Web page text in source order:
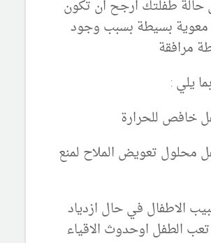
طفلتك ارجح ان تكون
معوية بسيطة بسبب وجود
مرافقة
يلي :
خافص للحرارة
محلول تعويض الملاح لمنع
الاطفال في حال ازدياد
الطفل اوحدوث الاقياء